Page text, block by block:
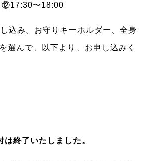
〜18:00
込み。お守りキーホルダー、全身
選んで、以下より、お申し込みく
終了いたしました。